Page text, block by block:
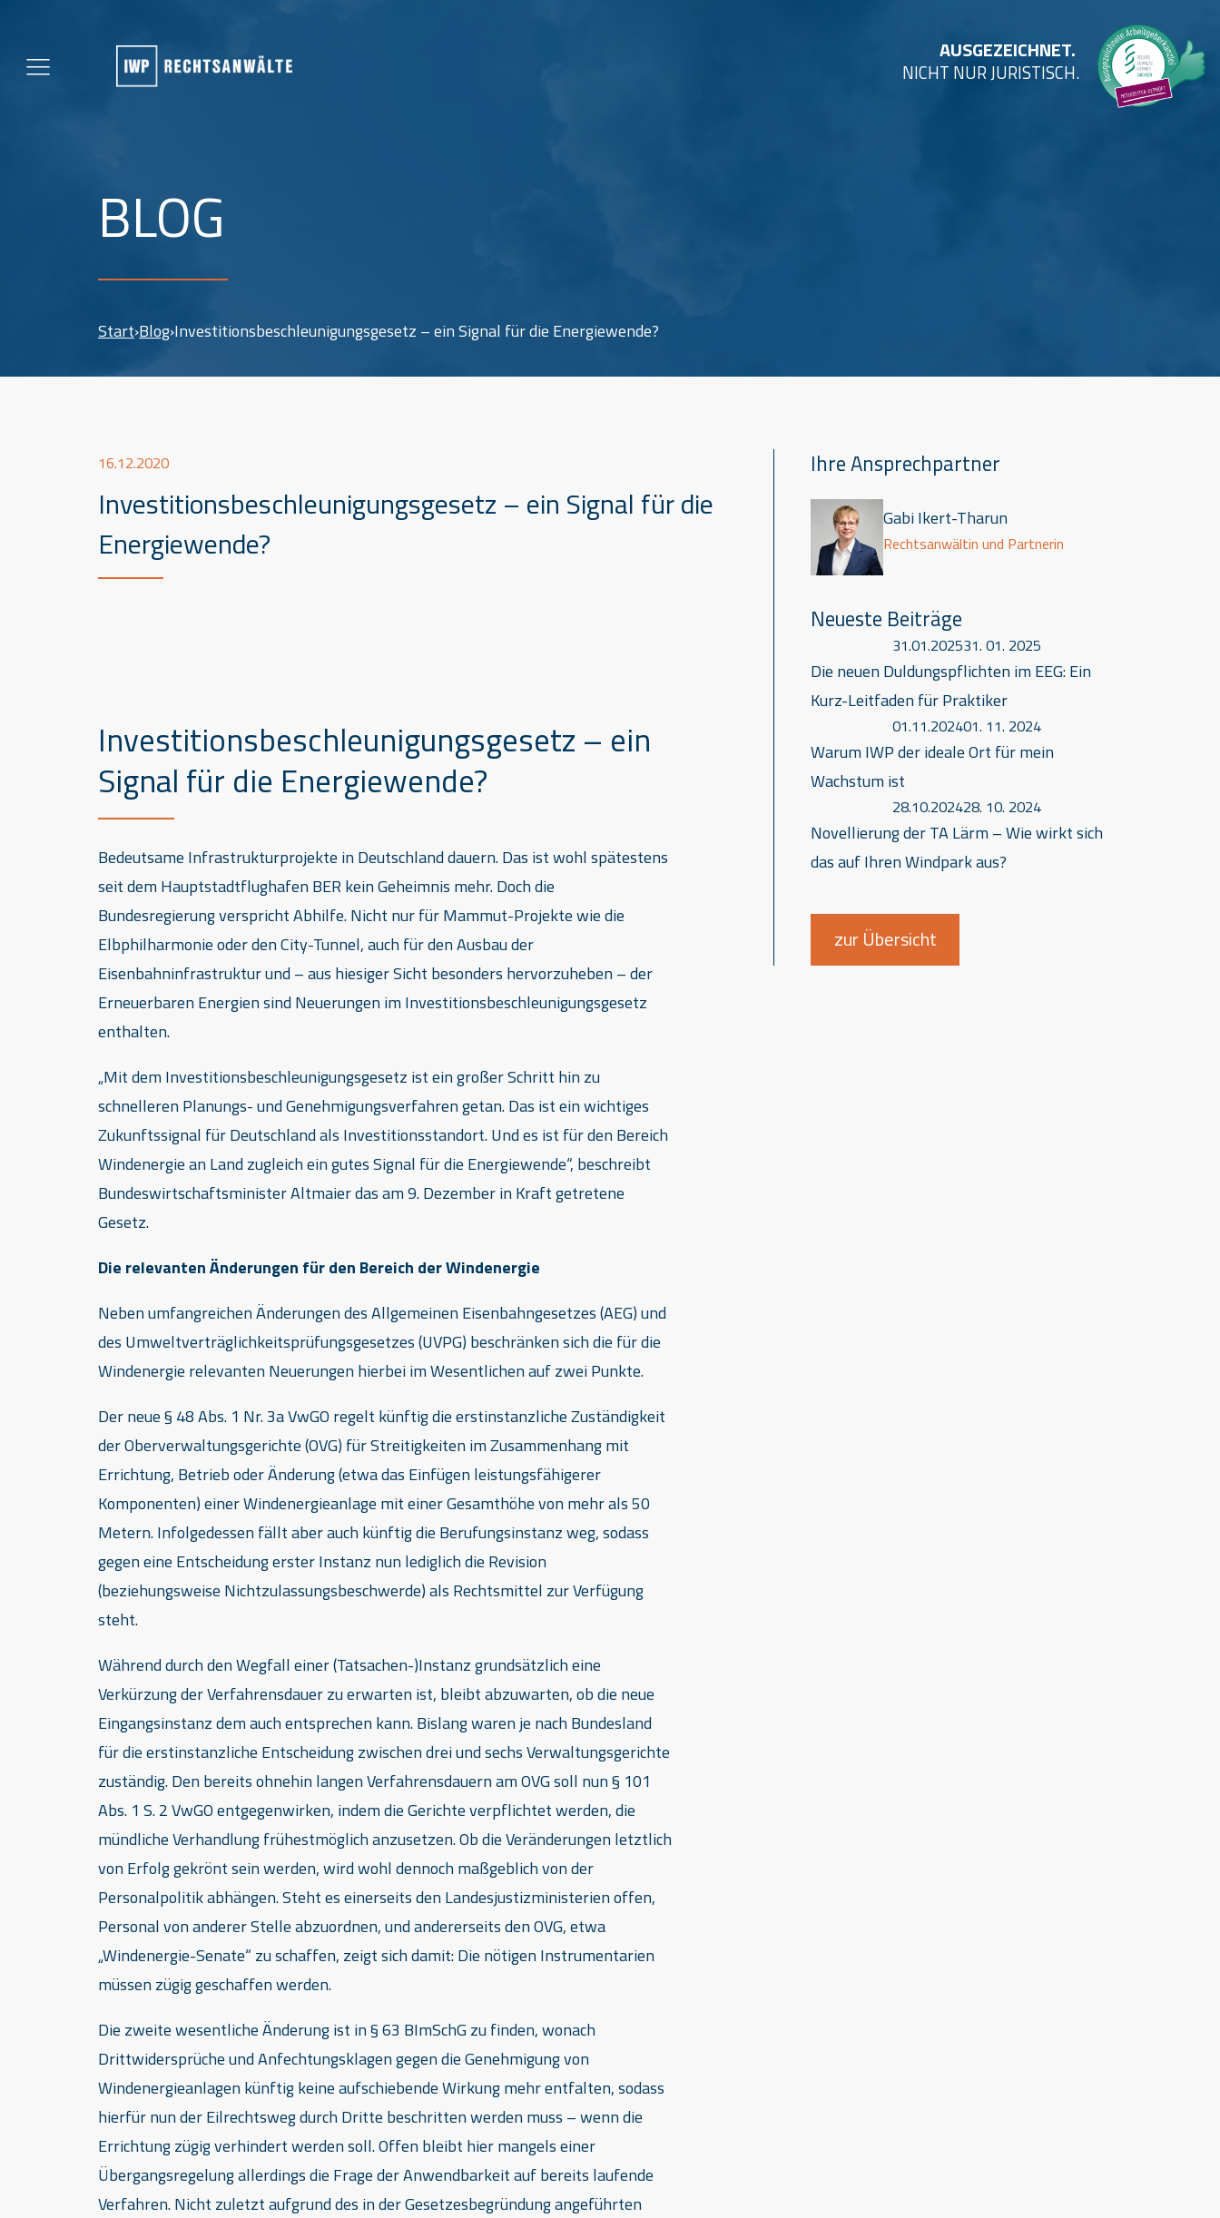
AUSGEZEICHNET.
NICHT NUR JURISTISCH.
BLOG
Start›Blog›Investitionsbeschleunigungsgesetz – ein Signal für die Energiewende?
16.12.2020
Investitionsbeschleunigungsgesetz – ein Signal für die
Energiewende?
Investitionsbeschleunigungsgesetz – ein
Signal für die Energiewende?
Bedeutsame Infrastrukturprojekte in Deutschland dauern. Das ist wohl spätestens
seit dem Hauptstadtflughafen BER kein Geheimnis mehr. Doch die
Bundesregierung verspricht Abhilfe. Nicht nur für Mammut-Projekte wie die
Elbphilharmonie oder den City-Tunnel, auch für den Ausbau der
Eisenbahninfrastruktur und – aus hiesiger Sicht besonders hervorzuheben – der
Erneuerbaren Energien sind Neuerungen im Investitionsbeschleunigungsgesetz
enthalten.
„Mit dem Investitionsbeschleunigungsgesetz ist ein großer Schritt hin zu
schnelleren Planungs- und Genehmigungsverfahren getan. Das ist ein wichtiges
Zukunftssignal für Deutschland als Investitionsstandort. Und es ist für den Bereich
Windenergie an Land zugleich ein gutes Signal für die Energiewende“, beschreibt
Bundeswirtschaftsminister Altmaier das am 9. Dezember in Kraft getretene
Gesetz.
Die relevanten Änderungen für den Bereich der Windenergie
Neben umfangreichen Änderungen des Allgemeinen Eisenbahngesetzes (AEG) und
des Umweltverträglichkeitsprüfungsgesetzes (UVPG) beschränken sich die für die
Windenergie relevanten Neuerungen hierbei im Wesentlichen auf zwei Punkte.
Der neue § 48 Abs. 1 Nr. 3a VwGO regelt künftig die erstinstanzliche Zuständigkeit
der Oberverwaltungsgerichte (OVG) für Streitigkeiten im Zusammenhang mit
Errichtung, Betrieb oder Änderung (etwa das Einfügen leistungsfähigerer
Komponenten) einer Windenergieanlage mit einer Gesamthöhe von mehr als 50
Metern. Infolgedessen fällt aber auch künftig die Berufungsinstanz weg, sodass
gegen eine Entscheidung erster Instanz nun lediglich die Revision
(beziehungsweise Nichtzulassungsbeschwerde) als Rechtsmittel zur Verfügung
steht.
Während durch den Wegfall einer (Tatsachen-)Instanz grundsätzlich eine
Verkürzung der Verfahrensdauer zu erwarten ist, bleibt abzuwarten, ob die neue
Eingangsinstanz dem auch entsprechen kann. Bislang waren je nach Bundesland
für die erstinstanzliche Entscheidung zwischen drei und sechs Verwaltungsgerichte
zuständig. Den bereits ohnehin langen Verfahrensdauern am OVG soll nun § 101
Abs. 1 S. 2 VwGO entgegenwirken, indem die Gerichte verpflichtet werden, die
mündliche Verhandlung frühestmöglich anzusetzen. Ob die Veränderungen letztlich
von Erfolg gekrönt sein werden, wird wohl dennoch maßgeblich von der
Personalpolitik abhängen. Steht es einerseits den Landesjustizministerien offen,
Personal von anderer Stelle abzuordnen, und andererseits den OVG, etwa
„Windenergie-Senate“ zu schaffen, zeigt sich damit: Die nötigen Instrumentarien
müssen zügig geschaffen werden.
Die zweite wesentliche Änderung ist in § 63 BImSchG zu finden, wonach
Drittwidersprüche und Anfechtungsklagen gegen die Genehmigung von
Windenergieanlagen künftig keine aufschiebende Wirkung mehr entfalten, sodass
hierfür nun der Eilrechtsweg durch Dritte beschritten werden muss – wenn die
Errichtung zügig verhindert werden soll. Offen bleibt hier mangels einer
Übergangsregelung allerdings die Frage der Anwendbarkeit auf bereits laufende
Verfahren. Nicht zuletzt aufgrund des in der Gesetzesbegründung angeführten
Ihre Ansprechpartner
Gabi Ikert-Tharun
Rechtsanwältin und Partnerin
Neueste Beiträge
31.01.202531. 01. 2025
Die neuen Duldungspflichten im EEG: Ein
Kurz-Leitfaden für Praktiker
01.11.202401. 11. 2024
Warum IWP der ideale Ort für mein
Wachstum ist
28.10.202428. 10. 2024
Novellierung der TA Lärm – Wie wirkt sich
das auf Ihren Windpark aus?
zur Übersicht